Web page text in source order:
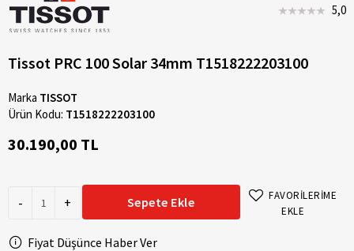
5,0
Tissot PRC 100 Solar 34mm T1518222203100
Marka TISSOT
Ürün Kodu: T1518222203100
30.190,00 TL
- + Sepete Ekle
FAVORİLERİME
EKLE
Fiyat Düşünce Haber Ver